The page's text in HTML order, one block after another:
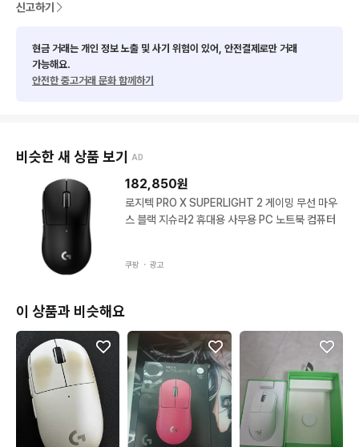
신고하기
현금 거래는 개인 정보 노출 및 사기 위험이 있어, 안전결제로만 거래
가능해요.
안전한 중고거래 문화 함께하기
비슷한 새 상품 보기 AD
182,850원
로지텍 PRO X SUPERLIGHT 2 게이밍 무선 마우
스 블랙 지슈라2 휴대용 사무용 PC 노트북 컴퓨터
쿠팡 ・ 광고
이 상품과 비슷해요